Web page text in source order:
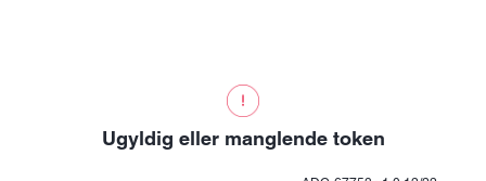
Ugyldig eller manglende token